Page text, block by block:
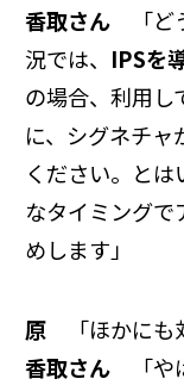
香取さん
「
況では、 IPSを
の場合、利用し
に、シグネチャ
ください。と
なタイミング
めします」
原
「ほかに
香取さん
「